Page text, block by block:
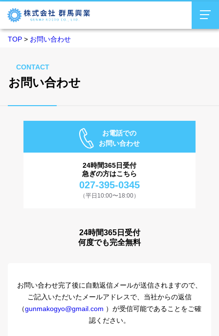
会社概要
機械精密加工事業
製品情報
お問い合わせ
TOP > お問い合わせ
CONTACT
お問い合わせ
お電話での
お問い合わせ
24時間365日受付
急ぎの方はこちら
027-395-0345
（平日10:00〜18:00）
24時間365日受付
何度でも完全無料
お問い合わせ完了後に自動返信メールが送信されますので、
ご記入いただいたメールアドレスで、 当社からの返信
（gunmakogyo@gmail.com ）が受信可能であることをご確
認ください。